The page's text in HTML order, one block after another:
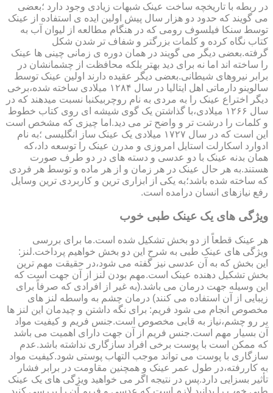
در ربطه با تاریخچه ساخت عینک شبهات زیادی وجود دارد ؛بعضی
می گویند که حدود دو هزار سال پیش اولین ایده ی استفاده از عینک
توسط سنکا فیلسوف رومی که در هنگام مطالعه از لیوان آب به
کتاب نگاه کرده و کلمات بزرگتر و شفاف تر شدن شکل
گرفته.بعضی دیگر می گویند در همان دوره ی زمانی چینی ها عینک
را ساخته اند اما نه برای دید بهتر بلکه محافظت از چشمانشان در
برابر نیروهای شیطانی.بعضی دیگر عقیده دارند اولین عینک توسط
سالوینو دارماتی اهل ایتالیا در سال ۱۲۸۴ میلادی ساخته شده،برخی
دیگر اختراع عینک را به مردی به نام روچربیکنبا نسبت میدهند که در
سال ۱۲۶۶ میلادی،با گذاشتن یک گوی شیشه ای روی کتاب خطوط
و کلمات را درشت تر و واضح تر می دید.اما چیزی که مشخص است
این است که در سال ۱۷۲۷ میلادی یک عینک ساز انگلیسی ؛به نام
ادوارد اسکارلت استایل امروزی و مدرن عینک را توسعه داد،که
همان بدنه عینک با دو عدسی و دسته های در دو طرف صورت
هستند.به هر حال عینک در هر زمان و از هر ماده و توسط هر فردی
که ساخته شده باشد؛به یکی از ابزاری ترین و کاربردی ترین وسایل
رفع نیازهای انسان درامده است.
ویژگی های یک عینک طبی خوب
هر عینک قطعاً از دو بخش تشکیل شده است.ما برای بررسی
ویژگی های عینک طبی به شرح این دو بخش خواهیم پرداخت.لنز:
این بخش که به آن عدسی نیز گفته می شود،در حقیقت مهم ترین
بخش تشکیل دهنده عینک است.مهم بودن لنز از آن جهت است که
این وسیله جهت درمان می باشد.(به غیر از افرادی که صرفاً برای
زیبایی از آن استفاده می کنند) درمان چشم به واسطه لنز های
مخصوص انجام می شود فریم: برای نگه داشتن و چیدمان این لنز ها
بر رو چشم،نیاز به قابی مخصوص است.جنس فریم و کیفیت مواد
آن بسیار مهم است.جنس فریم از آن جهت دارای اهمیت می باشد
که ممکن است با پوست برخی افراد سازگاری نداشته باشد.عدم
سازگاری با پوست می تواند موجب التهاب پوستی شود.کیفیت مواد
به کاررفته،در طول عمر عینک و همچنین مقاومت در برابر فشار
تأثیر بسزایی دارد.پس در نتیجه اگر می خواهید ویژگی های یک عینک